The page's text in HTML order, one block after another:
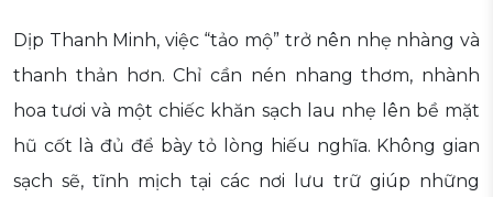
Dịp Thanh Minh, việc “tảo mộ” trở nên nhẹ nhàng và
thanh thản hơn. Chỉ cần nén nhang thơm, nhành
hoa tươi và một chiếc khăn sạch lau nhẹ lên bề mặt
hũ cốt là đủ để bày tỏ lòng hiếu nghĩa. Không gian
sạch sẽ, tĩnh mịch tại các nơi lưu trữ giúp những